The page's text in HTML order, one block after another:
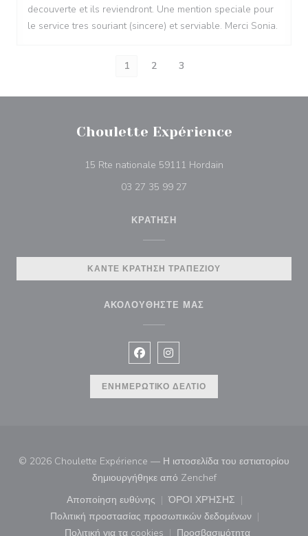
decouverte et ils reviendront. Une mention speciale pour
le service tres souriant (sincere) et serviable. Merci Sonia.
1 2 3
Choulette Expérience
15 Rte nationale 59111 Hordain
03 27 35 99 27
ΚΡΆΤΗΣΗ
ΚΆΝΤΕ ΚΡΆΤΗΣΗ ΤΡΑΠΕΖΙΟΎ
ΑΚΟΛΟΥΘΉΣΤΕ ΜΑΣ
Facebook ((ανοίγει σε νέο
Instagram ((ανοίγει σε νέο
ΕΝΗΜΕΡΩΤΙΚΌ ΔΕΛΤΊΟ
© 2026 Choulette Expérience — Η ιστοσελίδα του εστιατορίου
δημιουργήθηκε από Zenchef((ανοίγει σε νέο
Αποποίηση ευθύνης
((ανοίγει σε νέο παράθυρο))
ΌΡΟΙ ΧΡΉΣΗΣ
((ανοίγει σε νέο
Πολιτική προστασίας προσωπικών δεδομένων
((ανοίγει σε νέο παράθυρο))
Πολιτική για τα cookies Προσβασιμότητα